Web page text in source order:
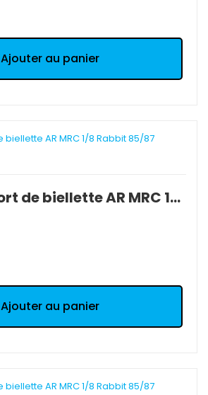
Ajouter au panier
16210/Support de biellette AR MRC 1/8 Rabbit 85/87 OCCASION BE.
Ajouter au panier